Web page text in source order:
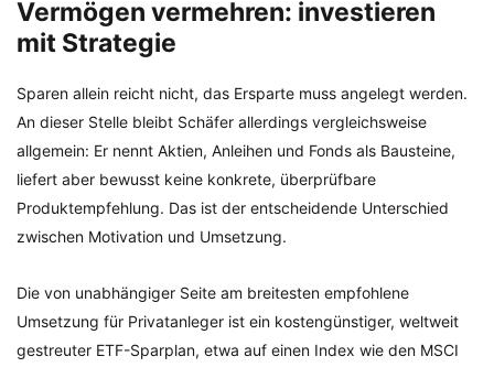
Vermögen vermehren: investieren
mit Strategie
Sparen allein reicht nicht, das Ersparte muss angelegt werden.
An dieser Stelle bleibt Schäfer allerdings vergleichsweise
allgemein: Er nennt Aktien, Anleihen und Fonds als Bausteine,
liefert aber bewusst keine konkrete, überprüfbare
Produktempfehlung. Das ist der entscheidende Unterschied
zwischen Motivation und Umsetzung.
Die von unabhängiger Seite am breitesten empfohlene
Umsetzung für Privatanleger ist ein kostengünstiger, weltweit
gestreuter ETF-Sparplan, etwa auf einen Index wie den MSCI